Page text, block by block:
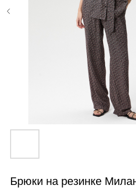
Брюки на резинке